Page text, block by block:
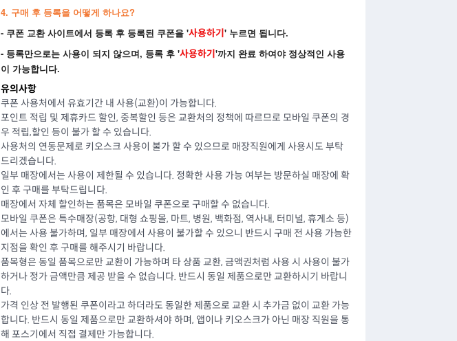
4. 구매 후 등록을 어떻게 하나요?
- 쿠폰 교환 사이트에서 등록 후 등록된 쿠폰을 '사용하기' 누르면 됩니다.
- 등록만으로는 사용이 되지 않으며, 등록 후 '사용하기'까지 완료 하여야 정상적인 사용
이 가능합니다.
유의사항
쿠폰 사용처에서 유효기간 내 사용(교환)이 가능합니다.
포인트 적립 및 제휴카드 할인, 중복할인 등은 교환처의 정책에 따르므로 모바일 쿠폰의 경
우 적립,할인 등이 불가 할 수 있습니다.
사용처의 연동문제로 키오스크 사용이 불가 할 수 있으므로 매장직원에게 사용시도 부탁
드리겠습니다.
일부 매장에서는 사용이 제한될 수 있습니다. 정확한 사용 가능 여부는 방문하실 매장에 확
인 후 구매를 부탁드립니다.
매장에서 자체 할인하는 품목은 모바일 쿠폰으로 구매할 수 없습니다.
모바일 쿠폰은 특수매장(공항, 대형 쇼핑몰, 마트, 병원, 백화점, 역사내, 터미널, 휴게소 등)
에서는 사용 불가하며, 일부 매장에서 사용이 불가할 수 있으니 반드시 구매 전 사용 가능한
지점을 확인 후 구매를 해주시기 바랍니다.
품목형은 동일 품목으로만 교환이 가능하며 타 상품 교환, 금액권처럼 사용 시 사용이 불가
하거나 정가 금액만큼 제공 받을 수 없습니다. 반드시 동일 제품으로만 교환하시기 바랍니
다.
가격 인상 전 발행된 쿠폰이라고 하더라도 동일한 제품으로 교환 시 추가금 없이 교환 가능
합니다. 반드시 동일 제품으로만 교환하셔야 하며, 앱이나 키오스크가 아닌 매장 직원을 통
해 포스기에서 직접 결제만 가능합니다.